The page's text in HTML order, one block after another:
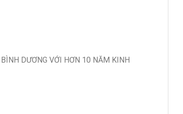
DƯƠNG VỚI HƠN 10 NĂM KINH